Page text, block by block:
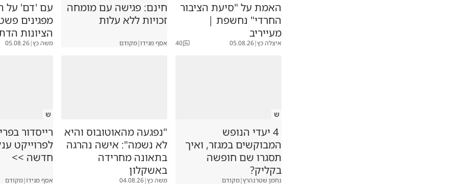
האמת על "סיעת הציבור
החרדי" נחשפת |
מעייריב
איצלה כץ|
05.08.26
40
חינם: פגישה עם מומחה
זכויות ללא עלות
אסף מגידו|מקודם
עם 'דם' על
מפגינים
הציונות
משה כץ|
05.08.26
ש
4 יעדי הנופש
המבוקשים במגזר, ואיך
תסגרו שם חופשה
בקליק?
נחמן שטרנהרץ|מקודם
"נפגעה מהאוטובוס והיא
לא נשמה": אישה נהרגה
בתאונה מחרידה
באשקלון
משה כץ|
04.08.26
ש
רייסדור
לפרוייקט
חדשה >>
אסף מגידו|מקודם